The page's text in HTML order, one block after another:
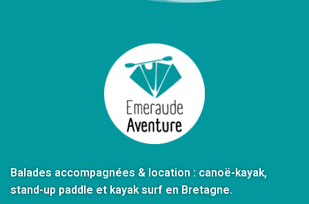
Balades accompagnées & location : canoë-kayak,
stand-up paddle et kayak surf en Bretagne.